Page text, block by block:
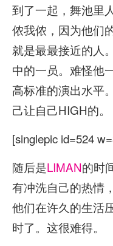
到了一起，舞池里
侬我侬，因为他们
就是最最接近的人
中的一员。难怪他
高标准的演出水平
己让自己HIGH的。
[singlepic id=524
随后是LIMAN的时
有冲洗自己的热情
他们在许久的生活
时了。这很难得。